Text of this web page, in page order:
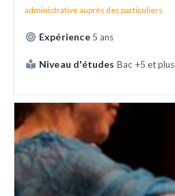
administrative auprès des particuliers
Expérience 5 ans
Niveau d'études Bac +5 et plus